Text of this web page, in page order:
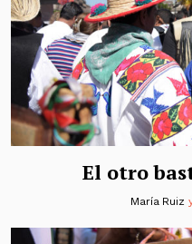
El otro
María Ruiz